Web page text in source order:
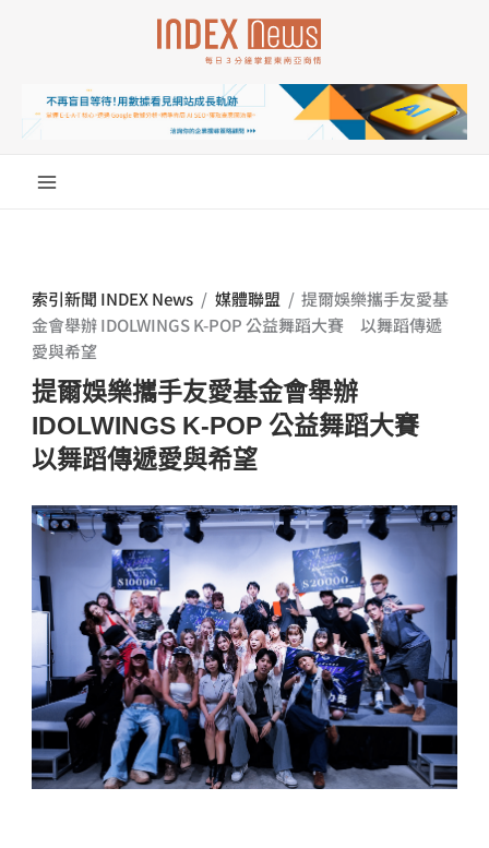
索引新聞 INDEX News / 媒體聯盟 / 提爾娛樂攜手友愛基
金會舉辦 IDOLWINGS K-POP 公益舞蹈大賽 以舞蹈傳遞
愛與希望
提爾娛樂攜手友愛基金會舉辦
IDOLWINGS K-POP 公益舞蹈大賽
以舞蹈傳遞愛與希望